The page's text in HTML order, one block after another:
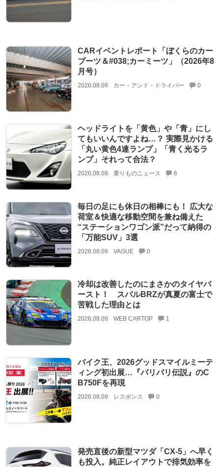
CARイベントレポート「ぼくらのカー
ブーツ＆#038;カーミーツ」（2026年8
月号）
2026.08.09 カー・アンド・ドライバー 0
ヘッドライトを「黄色」や「青」にし
てもいいんですよね…？ 実際見かける
「丸い黄色4連ランプ」「青く光るラ
ンプ」それって合法？
2026.08.09 乗りものニュース 6
毎日の足にも休日の相棒にも！ 広大な
荷室＆快適な移動空間を兼ね備えた
“ステーションワゴン派”だって納得の
「万能SUV」3選
2026.08.09 VAGUE 0
冷却は改善したのにまさかのタイヤバ
ースト！ スバルBRZが真夏の富士で
苦戦した理由とは
2026.08.09 WEB CARTOP 1
バイク王、2026グッドスマイルミーテ
ィング初出展…『バリバリ伝説』のC
B750Fを再現
2026.08.09 レスポンス 0
発売直後の新型マツダ「CX-5」へ早く
も投入。純正レイアウトで排気効率を